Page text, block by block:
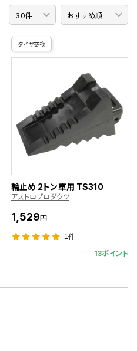
タイヤ交換
輪止め 2トン車用 TS310
アストロプロダクツ
1,529円
1件
13ポイント